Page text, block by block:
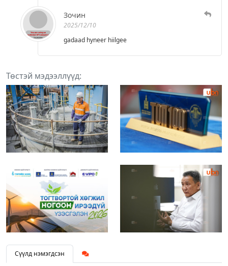
Зочин
2025/12/10
gadaad hyneer hiilgee
Төстэй мэдээллүүд:
Сүүлд нэмэгдсэн